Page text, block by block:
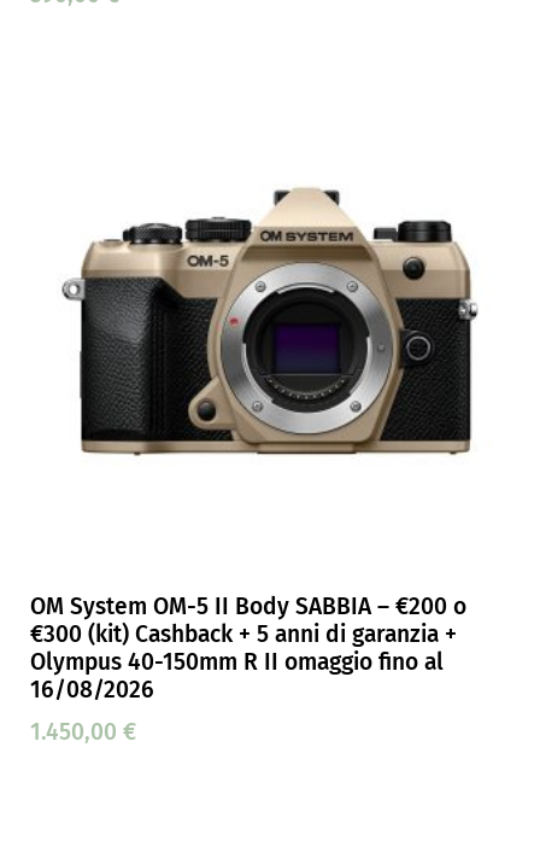
OM System OM-5 II Body SABBIA – €200 o
€300 (kit) Cashback + 5 anni di garanzia +
Olympus 40-150mm R II omaggio fino al
16/08/2026
1.450,00 €